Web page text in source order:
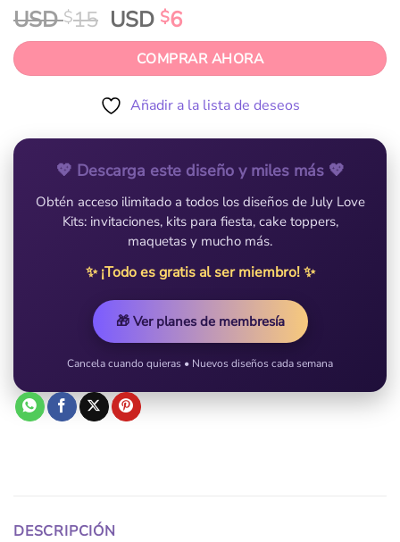
USD$15 USD $6
COMPRAR AHORA
Añadir a la lista de deseos
💖 Descarga este diseño y miles más 💖
Obtén acceso ilimitado a todos los diseños de July Love
Kits: invitaciones, kits para fiesta, cake toppers,
maquetas y mucho más.
✨ ¡Todo es gratis al ser miembro! ✨
🎁 Ver planes de membresía
Cancela cuando quieras • Nuevos diseños cada semana
DESCRIPCIÓN